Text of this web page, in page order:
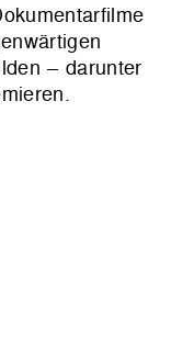
– darunter